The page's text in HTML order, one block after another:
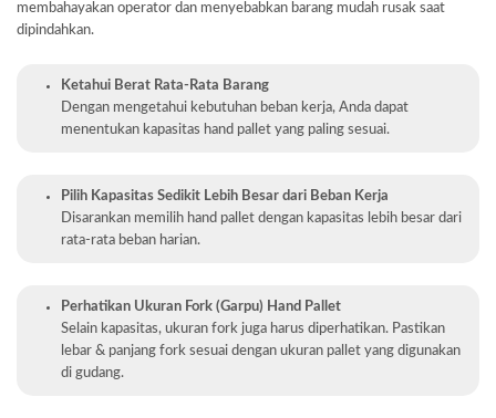
membahayakan operator dan menyebabkan barang mudah rusak saat
dipindahkan.
Ketahui Berat Rata-Rata Barang
Dengan mengetahui kebutuhan beban kerja, Anda dapat
menentukan kapasitas hand pallet yang paling sesuai.
Pilih Kapasitas Sedikit Lebih Besar dari Beban Kerja
Disarankan memilih hand pallet dengan kapasitas lebih besar dari
rata-rata beban harian.
Perhatikan Ukuran Fork (Garpu) Hand Pallet
Selain kapasitas, ukuran fork juga harus diperhatikan. Pastikan
lebar & panjang fork sesuai dengan ukuran pallet yang digunakan
di gudang.